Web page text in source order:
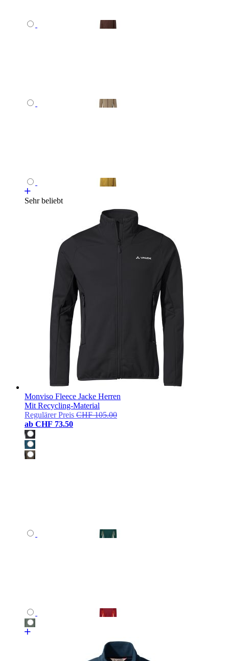
Sehr beliebt
Monviso Fleece Jacke Herren
Mit Recycling-Material
Regulärer Preis CHF 105.00
ab CHF 73.50